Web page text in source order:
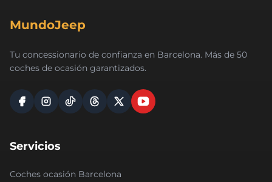
MundoJeep
Tu concessionario de confianza en Barcelona. Más de 50
coches de ocasión garantizados.
Servicios
Coches ocasión Barcelona